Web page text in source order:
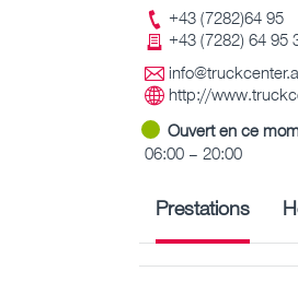
+43 (7282)64 95
+43 (7282) 64 95
http://
Ouvert en ce
06:00 – 20:00
Prestations